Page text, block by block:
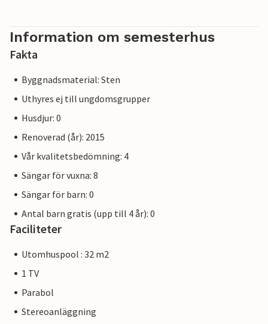
Information om semesterhus
Fakta
Byggnadsmaterial: Sten
Uthyres ej till ungdomsgrupper
Husdjur: 0
Renoverad (år): 2015
Vår kvalitetsbedömning: 4
Sängar för vuxna: 8
Sängar för barn: 0
Antal barn gratis (upp till 4 år): 0
Faciliteter
Utomhuspool : 32 m2
1 TV
Parabol
Stereoanläggning